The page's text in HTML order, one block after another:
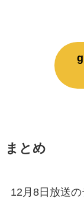
まとめ
12月8日放送